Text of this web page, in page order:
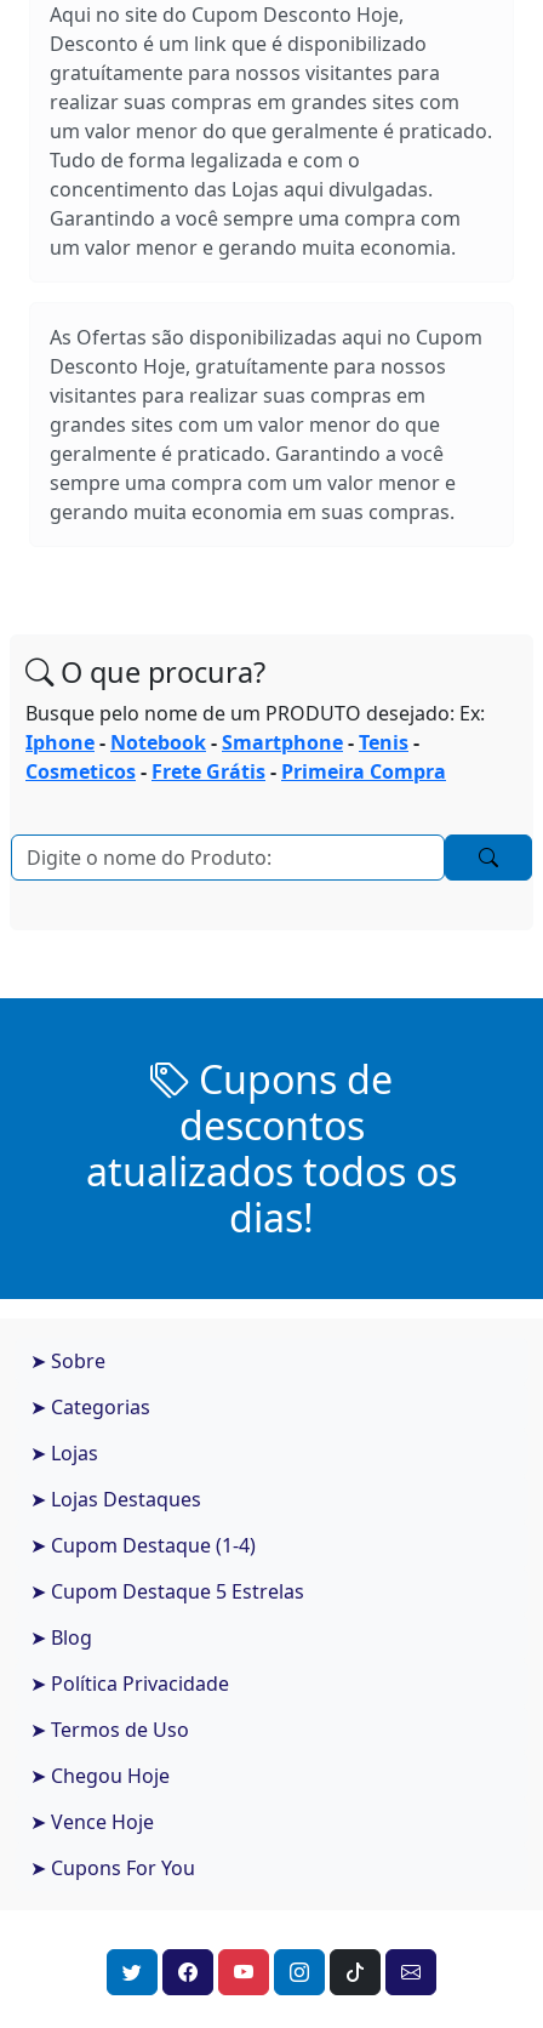
Aqui no site do Cupom Desconto Hoje,
Desconto é um link que é disponibilizado
gratuítamente para nossos visitantes para
realizar suas compras em grandes sites com
um valor menor do que geralmente é praticado.
Tudo de forma legalizada e com o
concentimento das Lojas aqui divulgadas.
Garantindo a você sempre uma compra com
um valor menor e gerando muita economia.
As Ofertas são disponibilizadas aqui no Cupom
Desconto Hoje, gratuítamente para nossos
visitantes para realizar suas compras em
grandes sites com um valor menor do que
geralmente é praticado. Garantindo a você
sempre uma compra com um valor menor e
gerando muita economia em suas compras.
O que procura?
Busque pelo nome de um PRODUTO desejado: Ex:
Iphone- Notebook-Smartphone-Tenis-
Cosmeticos- Frete Grátis- Primeira Compra
Cupons de
descontos
atualizados todos os
dias!
➤ Sobre
➤ Categorias
➤ Lojas
➤ Lojas Destaques
➤ Cupom Destaque (1-4)
➤ Cupom Destaque 5 Estrelas
➤ Blog
➤ Política Privacidade
➤ Termos de Uso
➤ Chegou Hoje
➤ Vence Hoje
➤ Cupons For You